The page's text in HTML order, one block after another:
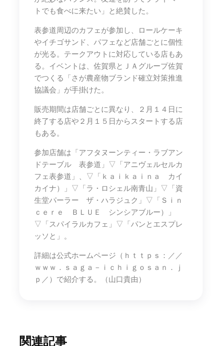
トでも食べに来たい」と絶賛した。
表参道周辺のカフェが参加し、ロールケーキ
やイチゴサンド、パフェなど店舗ごとに個性
が光る。テークアウトに対応している店もあ
る。イベントは、佐賀県とＪＡグループ佐賀
でつくる「さが農産物ブランド確立対策推進
協議会」が手掛けた。
販売期間は店舗ごとに異なり、２月１４日に
終了する店や２月１５日からスタートする店
もある。
参加店舗は「アフタヌーンティー・ラブアン
ドテーブル 表参道」▽「アニヴェルセルカ
フェ表参道」、▽「ｋａｉｋａｉｎａ カイ
カイナ）」▽「ラ・ロシェル南青山」▽「資
生堂パーラー ザ・ハラジュク」▽「Ｓｉｎ
ｃｅｒｅ ＢＬＵＥ シンシアブルー）」
▽「スパイラルカフェ」▽「パンとエスプレ
ッソと」。
詳細は公式ホームページ（ｈｔｔｐｓ：／／
ｗｗｗ．ｓａｇａ－ｉｃｈｉｇｏｓａｎ．ｊ
ｐ／）で紹介する。（山口貴由）
関連記事